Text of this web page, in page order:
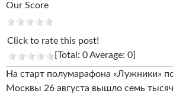
Our Score
Click to rate this post!
[Total: 0 Average: 0]
На старт полумарафона «Лужники»
Москвы 26 августа вышло семь